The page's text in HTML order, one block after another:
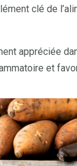
clé de
appréciée
et